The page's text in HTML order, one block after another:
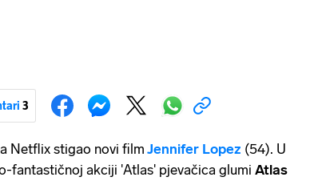
3
Netflix stigao novi film Jennifer Lopez (54). U
fantastičnoj akciji 'Atlas' pjevačica glumi Atlas